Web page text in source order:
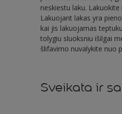
neskiestu laku.
Lakuojant lakas yra
kai jis lakuojamas
tolygiu sluoksniu išilgai
šlifavimo nuvalykite nuo
Sveikata ir